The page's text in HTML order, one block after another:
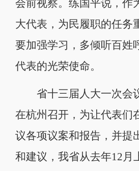
会前视察。练国平说，作
大代表，为民履职的任务
要加强学习，多倾听百姓
代表的光荣使命。
省十三届人大一次会议
在杭州召开，为让代表们
议各项议案和报告，并提
和建议，我省从去年12月